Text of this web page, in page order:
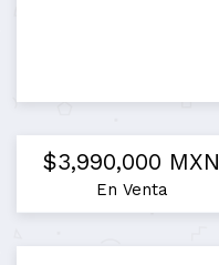
$3,990,000 MXN
En Venta